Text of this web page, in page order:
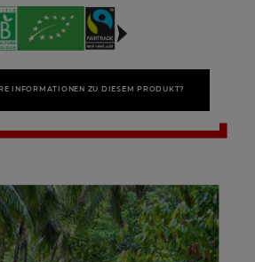
Fairtrade
INFORMATIONEN ZU DIESEM PRODUKT?